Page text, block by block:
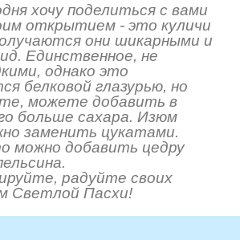
хочу поделиться с вами
открытием - это куличи
они шикарными и
Единственное, не
однако это
белковой глазурью, но
можете добавить в
больше сахара. Изюм
заменить цукатами.
можно добавить цедру
радуйте своих
Светлой Пасхи!